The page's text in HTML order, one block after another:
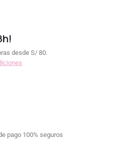
desde S/ 80.
pago 100% seguros